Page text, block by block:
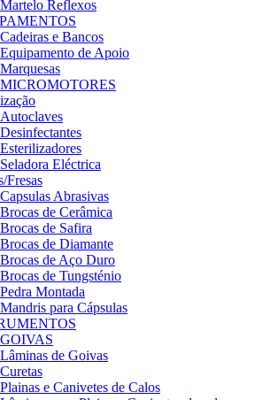
Martelo Reflexos
Cadeiras e Bancos
Equipamento de Apoio
Marquesas
MICROMOTORES
Autoclaves
Desinfectantes
Esterilizadores
Seladora Eléctrica
Fresas
Capsulas Abrasivas
Brocas de Cerâmica
Brocas de Safira
Brocas de Diamante
Brocas de Aço Duro
Brocas de Tungsténio
Pedra Montada
Mandris para Cápsulas
GOIVAS
Lâminas de Goivas
Curetas
Plainas e Canivetes de Calos